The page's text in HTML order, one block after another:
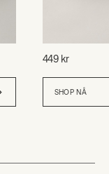
449 kr
SHOP NÅ